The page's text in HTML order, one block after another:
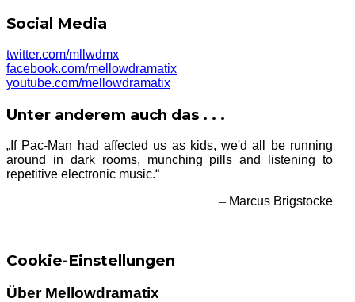
Social Media
twitter.com/mllwdmx
facebook.com/mellowdramatix
youtube.com/mellowdramatix
Unter anderem auch das . . .
„If Pac-Man had affected us as kids, we'd all be running
around in dark rooms, munching pills and listening to
repetitive electronic music.“
– Marcus Brigstocke
Cookie-Einstellungen
Über Mellowdramatix